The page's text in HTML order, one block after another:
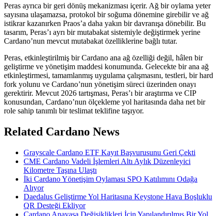
Peras ayrıca bir geri dönüş mekanizması içerir. Ağ bir oylama yeter
sayısına ulaşamazsa, protokol bir soğuma dönemine girebilir ve ağ
istikrar kazanırken Praos’a daha yakın bir davranışa dönebilir. Bu
tasarım, Peras’ı ayrı bir mutabakat sistemiyle değiştirmek yerine
Cardano’nun mevcut mutabakat özelliklerine bağlı tutar.
Peras, etkinleştirilmiş bir Cardano ana ağ özelliği değil, hâlen bir
geliştirme ve yönetişim maddesi konumunda. Gelecekte bir ana ağ
etkinleştirmesi, tamamlanmış uygulama çalışmasını, testleri, bir hard
fork yolunu ve Cardano’nun yönetişim süreci üzerinden onayı
gerektirir. Mevcut 2026 tartışması, Peras’ı bir araştırma ve CIP
konusundan, Cardano’nun ölçekleme yol haritasında daha net bir
role sahip tanımlı bir teslimat teklifine taşıyor.
Related Cardano News
Grayscale Cardano ETF Kayıt Başvurusunu Geri Çekti
CME Cardano Vadeli İşlemleri Altı Aylık Düzenleyici
Kilometre Taşına Ulaştı
İki Cardano Yönetişim Oylaması SPO Katılımını Odağa
Alıyor
Daedalus Geliştirme Yol Haritasına Keystone Hava Boşluklu
QR Desteği Ekliyor
Cardano Anayasa Değişiklikleri İçin Yapılandırılmış Bir Yol